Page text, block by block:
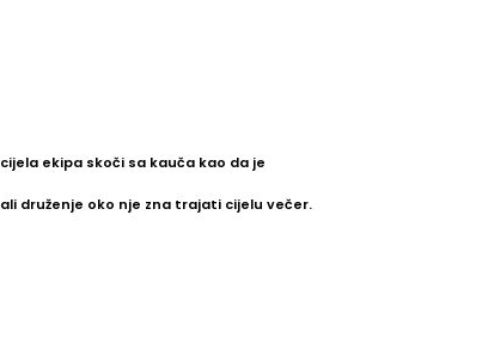
ekipa skoči sa kauča kao da je
druženje oko nje zna trajati cijelu večer.